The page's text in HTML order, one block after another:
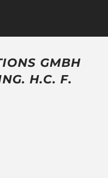
GMBH
H.C. F.